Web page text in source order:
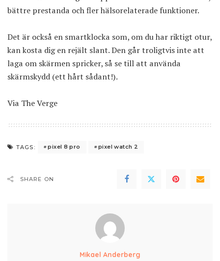
bättre prestanda och fler hälsorelaterade funktioner.
Det är också en smartklocka som, om du har riktigt otur,
kan kosta dig en rejält slant. Den går troligtvis inte att
laga om skärmen spricker, så se till att använda
skärmskydd (ett hårt sådant!).
Via The Verge
TAGS: pixel 8 pro pixel watch 2
SHARE ON
Mikael Anderberg